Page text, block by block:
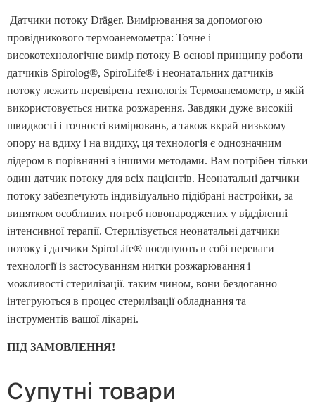
Датчики потоку Dräger. Вимірювання за допомогою
провідникового термоанемометра: Точне і
високотехнологічне вимір потоку В основі принципу роботи
датчиків Spirolog®, SpiroLife® і неонатальних датчиків
потоку лежить перевірена технологія Термоанемометр, в якій
використовується нитка розжарення. Завдяки дуже високій
швидкості і точності вимірювань, а також вкрай низькому
опору на вдиху і на видиху, ця технологія є однозначним
лідером в порівнянні з іншими методами. Вам потрібен тільки
один датчик потоку для всіх пацієнтів. Неонатальні датчики
потоку забезпечують індивідуально підібрані настройки, за
винятком особливих потреб новонароджених у відділенні
інтенсивної терапії. Стерилізується неонатальні датчики
потоку і датчики SpiroLife® поєднують в собі переваги
технології із застосуванням нитки розжарювання і
можливості стерилізації. таким чином, вони бездоганно
інтегруються в процес стерилізації обладнання та
інструментів вашої лікарні.
ПІД ЗАМОВЛЕННЯ!
Супутні товари